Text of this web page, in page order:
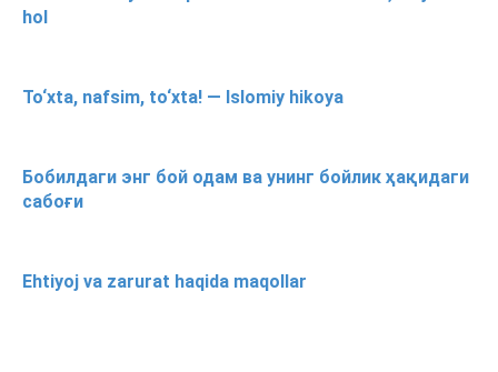
hol
To‘xta, nafsim, to‘xta! — Islomiy hikoya
Бобилдаги энг бой одам ва унинг бойлик ҳақидаги
сабоғи
Ehtiyoj va zarurat haqida maqollar